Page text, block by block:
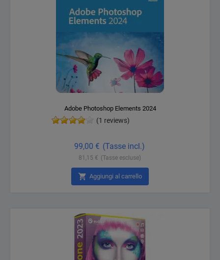
Adobe Photoshop Elements 2024
(1 reviews)
99,00 € (Tasse incl.)
81,15 € (Tasse escluse)
 Aggiungi al carrello